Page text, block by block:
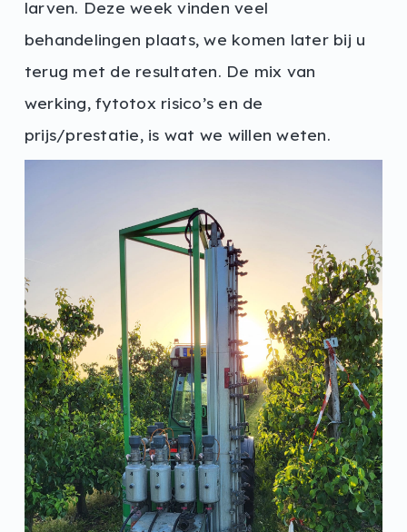
larven. Deze week vinden veel
behandelingen plaats, we komen later bij u
terug met de resultaten. De mix van
werking, fytotox risico’s en de
prijs/prestatie, is wat we willen weten.